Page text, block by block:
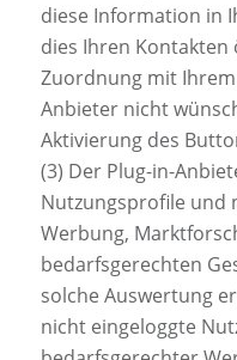
diese Information in
dies Ihren Kontakten
Zuordnung mit
Anbieter nicht
Aktivierung des
(3) Der Plug-in-
Nutzungsprofile und
Werbung,
bedarfsgerechten
solche Auswertung
nicht eingeloggte